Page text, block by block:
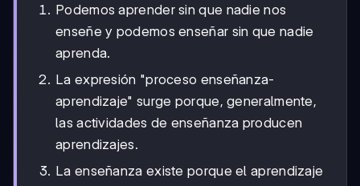
Podemos aprender sin que nadie nos
enseñe y podemos enseñar sin que nadie
aprenda.
La expresión "proceso enseñanza-
aprendizaje" surge porque, generalmente,
las actividades de enseñanza producen
aprendizajes.
La enseñanza existe porque el aprendizaje